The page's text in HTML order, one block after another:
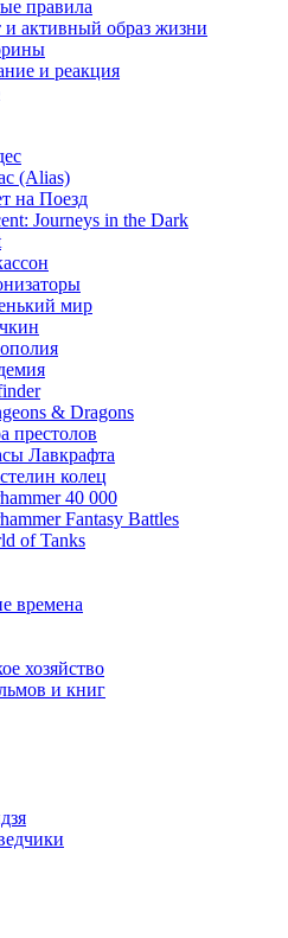
правила
активный образ жизни
и реакция
(Alias)
на Поезд
Journeys in the Dark
мир
& Dragons
престолов
Лавкрафта
колец
40 000
Fantasy Battles
of Tanks
времена
хозяйство
и книг